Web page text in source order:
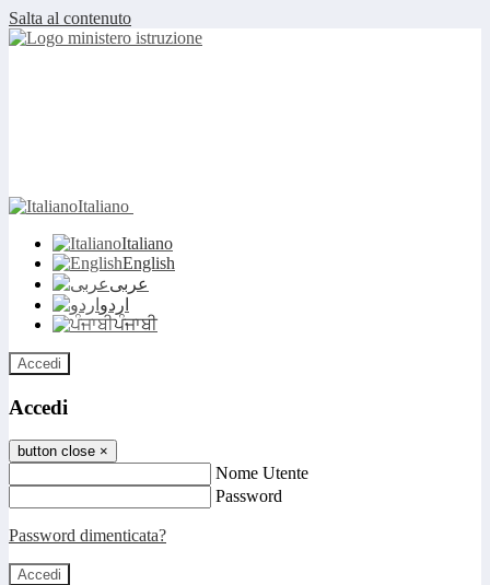
Salta al contenuto
Italiano
Italiano
English
عربى
اردو
ਪੰਜਾਬੀ
Accedi
Accedi
button close ×
Nome Utente
Password
Password dimenticata?